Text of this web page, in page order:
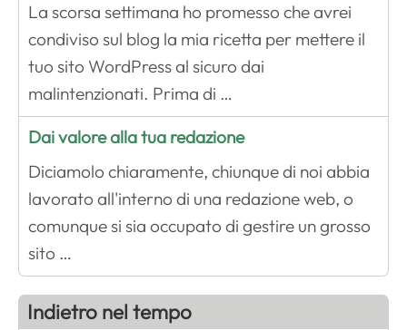
La scorsa settimana ho promesso che avrei
condiviso sul blog la mia ricetta per mettere il
tuo sito WordPress al sicuro dai
malintenzionati. Prima di …
Dai valore alla tua redazione
Diciamolo chiaramente, chiunque di noi abbia
lavorato all'interno di una redazione web, o
comunque si sia occupato di gestire un grosso
sito …
Indietro nel tempo